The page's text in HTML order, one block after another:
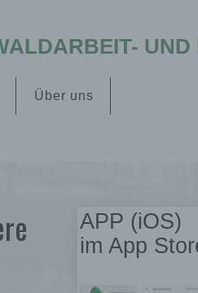
UND
Über uns
APP (iOS)
im App